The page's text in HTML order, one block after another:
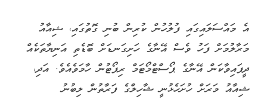
އެ މައްސަލައިގައި ފުލުހުން ކުރިން ބުނި ގޮތުގައި، ޝިއާއު
މަރާލުމަށް ފަހު ވެސް އޭނާގެ ހަށިގަނޑަށް ބޮޑެތި އަނިޔާތަކެއް
ދީފައިވާކަން އޭނާގެ ޕޯސްޓްމޯޓަމް ރިޕޯޓުން ހާމަވެއެވެ. އަދި،
ޝިއާއު މަރަށް ހުށަހެޅުނީ ޝާހިލްގެ ފަރާތުން ލިބުނު